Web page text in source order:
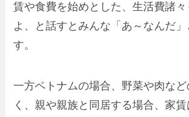
賃や食費を始めとした、生活費諸
よ、と話すとみんな「あ～なんだ」
す。
一方ベトナムの場合、野菜や肉な
く、親や親族と同居する場合、家